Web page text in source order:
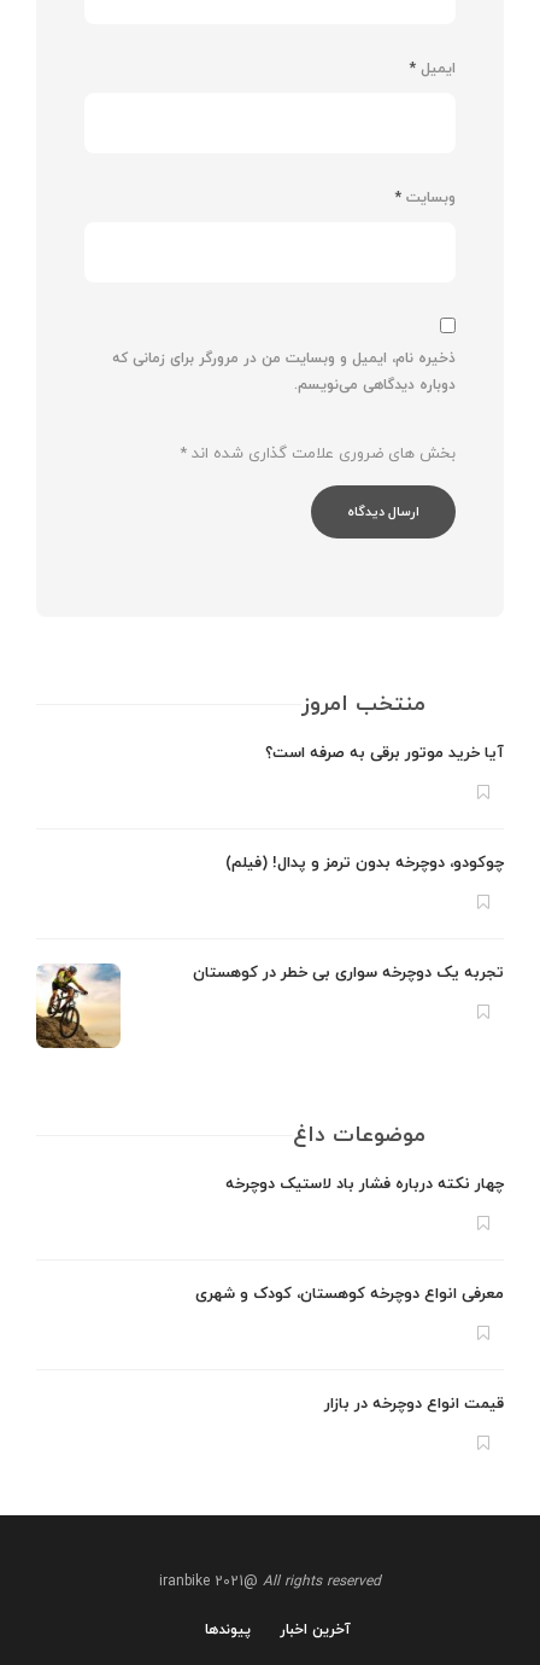
ایمیل *
وبسایت *
ذخیره نام، ایمیل و وبسایت من در مرورگر برای زمانی که
دوباره دیدگاهی می‌نویسم.
بخش های ضروری علامت گذاری شده اند *
منتخب امروز
آیا خرید موتور برقی به صرفه است؟
چوکودو، دوچرخه بدون ترمز و پدال! (فیلم)
تجربه یک دوچرخه سواری بی خطر در کوهستان
موضوعات داغ
چهار نکته درباره فشار باد لاستیک دوچرخه
معرفی انواع دوچرخه کوهستان، کودک و شهری
قیمت انواع دوچرخه در بازار
All rights reserved
@iranbike 2021
پیوندها آخرین اخبار